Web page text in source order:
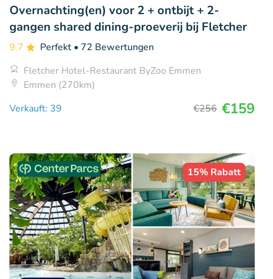
Overnachting(en) voor 2 + ontbijt + 2-
gangen shared dining-proeverij bij Fletcher
9.7 Perfekt • 72 Bewertungen
Fletcher Hotel-Restaurant ByZoo Emmen
Emmen (270km)
Verkauft: 39
€256 €159
15% Rabatt